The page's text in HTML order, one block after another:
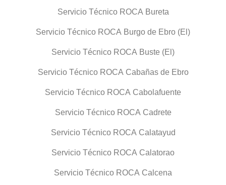
Servicio Técnico ROCA Bureta
Servicio Técnico ROCA Burgo de Ebro (El)
Servicio Técnico ROCA Buste (El)
Servicio Técnico ROCA Cabañas de Ebro
Servicio Técnico ROCA Cabolafuente
Servicio Técnico ROCA Cadrete
Servicio Técnico ROCA Calatayud
Servicio Técnico ROCA Calatorao
Servicio Técnico ROCA Calcena